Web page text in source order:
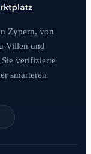
Zypern, von
Villen und
verifizierte
smarteren